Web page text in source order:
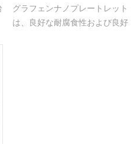
グラフェンナノプレートレット
は、良好な耐腐食性および良好